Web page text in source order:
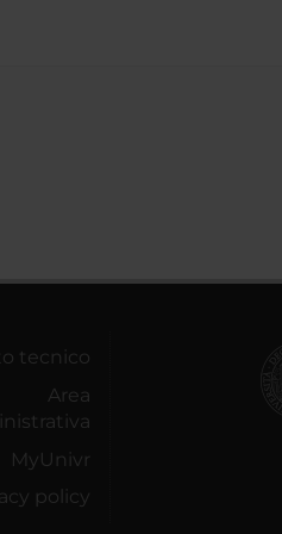
tecnico
Area
MyUnivr
policy